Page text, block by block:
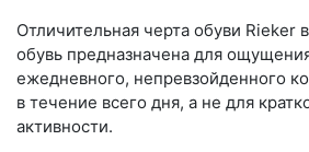
Отличительная черта обуви Rieker
обувь предназначена для
ежедневного, непревзойденного
в течение всего дня, а не для
активности.